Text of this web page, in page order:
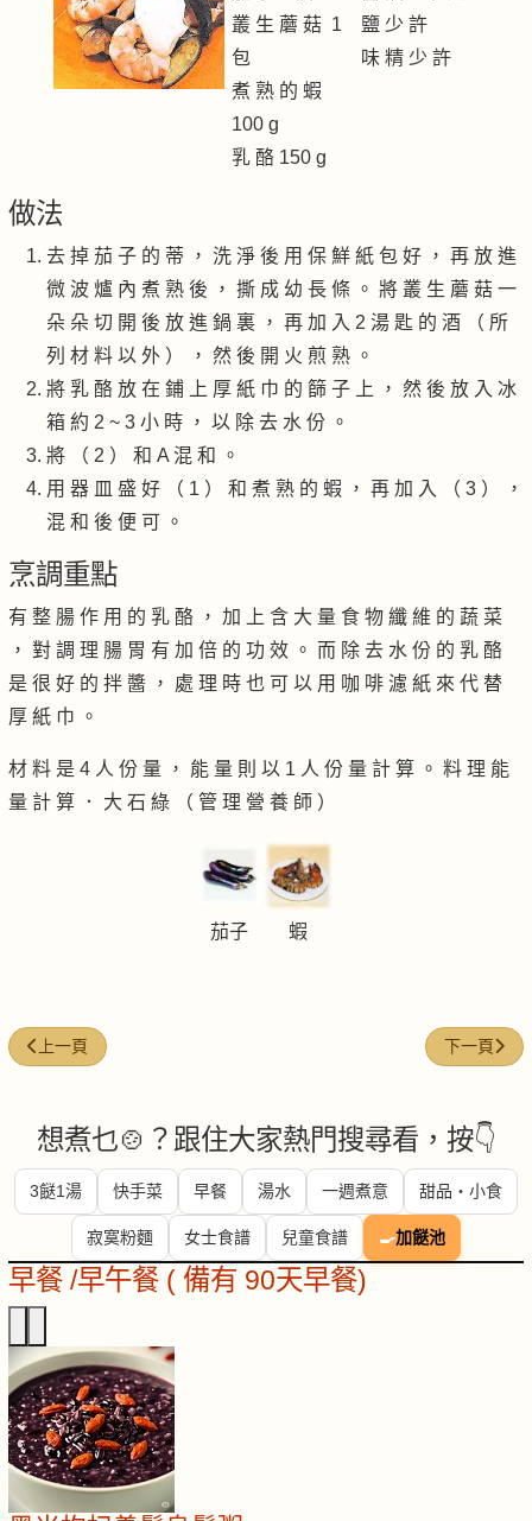
叢 生 蘑 菇 1
包
煮 熟 的 蝦
100 g
乳 酪 150 g
鹽 少 許
味 精 少 許
做法
去 掉 茄 子 的 蒂 ， 洗 淨 後 用 保 鮮 紙 包 好 ， 再 放 進
微 波 爐 內 煮 熟 後 ， 撕 成 幼 長 條 。 將 叢 生 蘑 菇 一
朵 朵 切 開 後 放 進 鍋 裏 ， 再 加 入 2 湯 匙 的 酒 （ 所
列 材 料 以 外 ） ， 然 後 開 火 煎 熟 。
將 乳 酪 放 在 鋪 上 厚 紙 巾 的 篩 子 上 ， 然 後 放 入 冰
箱 約 2 ~ 3 小 時 ， 以 除 去 水 份 。
將 （ 2 ） 和 A 混 和 。
用 器 皿 盛 好 （ 1 ） 和 煮 熟 的 蝦 ， 再 加 入 （ 3 ） ，
混 和 後 便 可 。
烹調重點
有 整 腸 作 用 的 乳 酪 ， 加 上 含 大 量 食 物 纖 維 的 蔬 菜
， 對 調 理 腸 胃 有 加 倍 的 功 效 。 而 除 去 水 份 的 乳 酪
是 很 好 的 拌 醬 ， 處 理 時 也 可 以 用 咖 啡 濾 紙 來 代 替
厚 紙 巾 。
材 料 是 4 人 份 量 ， 能 量 則 以 1 人 份 量 計 算 。 料 理 能
量 計 算 ． 大 石 綠 （ 管 理 營 養 師 ）
茄子 蝦
上一篇文章: XO醬蘆筍穿蝦球
上一頁 下一篇文章
下一頁
想煮乜🍲？跟住大家熱門搜尋看，按👇
3餸1湯 快手菜 早餐 湯水 一週煮意 甜品・小食
寂寞粉麵 女士食譜 兒童食譜 🍳加餸池
早餐 /早午餐 ( 備有 90天早餐)